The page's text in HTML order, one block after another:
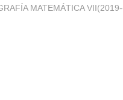
MATEMÁTICA